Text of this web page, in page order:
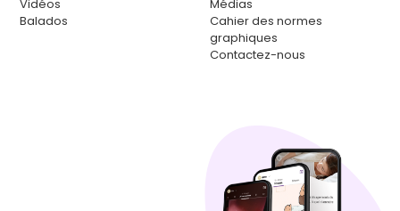
Vidéos
Balados
Médias
Cahier des normes
graphiques
Contactez-nous